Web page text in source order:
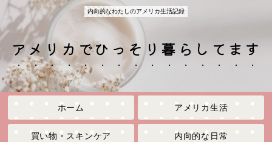
内向的なわたしのアメリカ生活記録
アメリカでひっそり暮らしてます
ホーム アメリカ生活
買い物・スキンケア 内向的な日常